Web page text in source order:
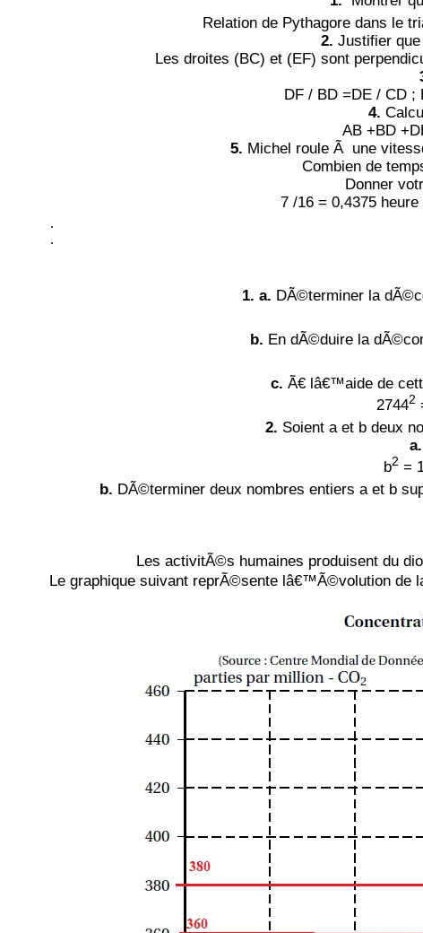
Relation de Pythagore dans le
2. Justifier
Les droites (BC) et (EF) sont
DF / BD =DE / CD ;
4.
AB +BD
5. Michel roule Ã une
Combien de
Donner
7 /16 = 0,4375
.
.
1. a. DÃ©terminer la
b. En dÃ©duire la
c. Ã€ lâ€™aide de
27442
2. Soient a et b deux
a.
b2 =
b. DÃ©terminer deux nombres entiers a et b
Les activitÃ©s humaines produisent du
Le graphique suivant reprÃ©sente lâ€™Ã©volution de